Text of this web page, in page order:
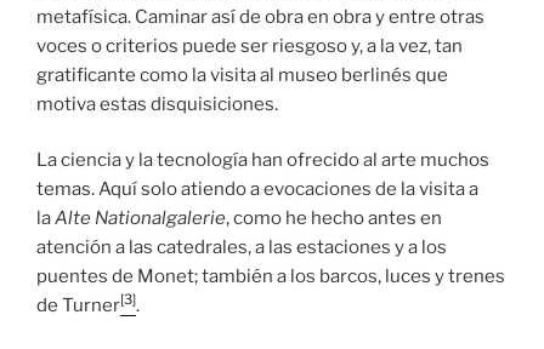
metafísica. Caminar así de obra en obra y entre otras
voces o criterios puede ser riesgoso y, a la vez, tan
gratificante como la visita al museo berlinés que
motiva estas disquisiciones.
La ciencia y la tecnología han ofrecido al arte muchos
temas. Aquí solo atiendo a evocaciones de la visita a
laAlte Nationalgalerie, como he hecho antes en
atención a las catedrales, a las estaciones y a los
puentes de Monet; también a los barcos, luces y trenes
de Turner[3].